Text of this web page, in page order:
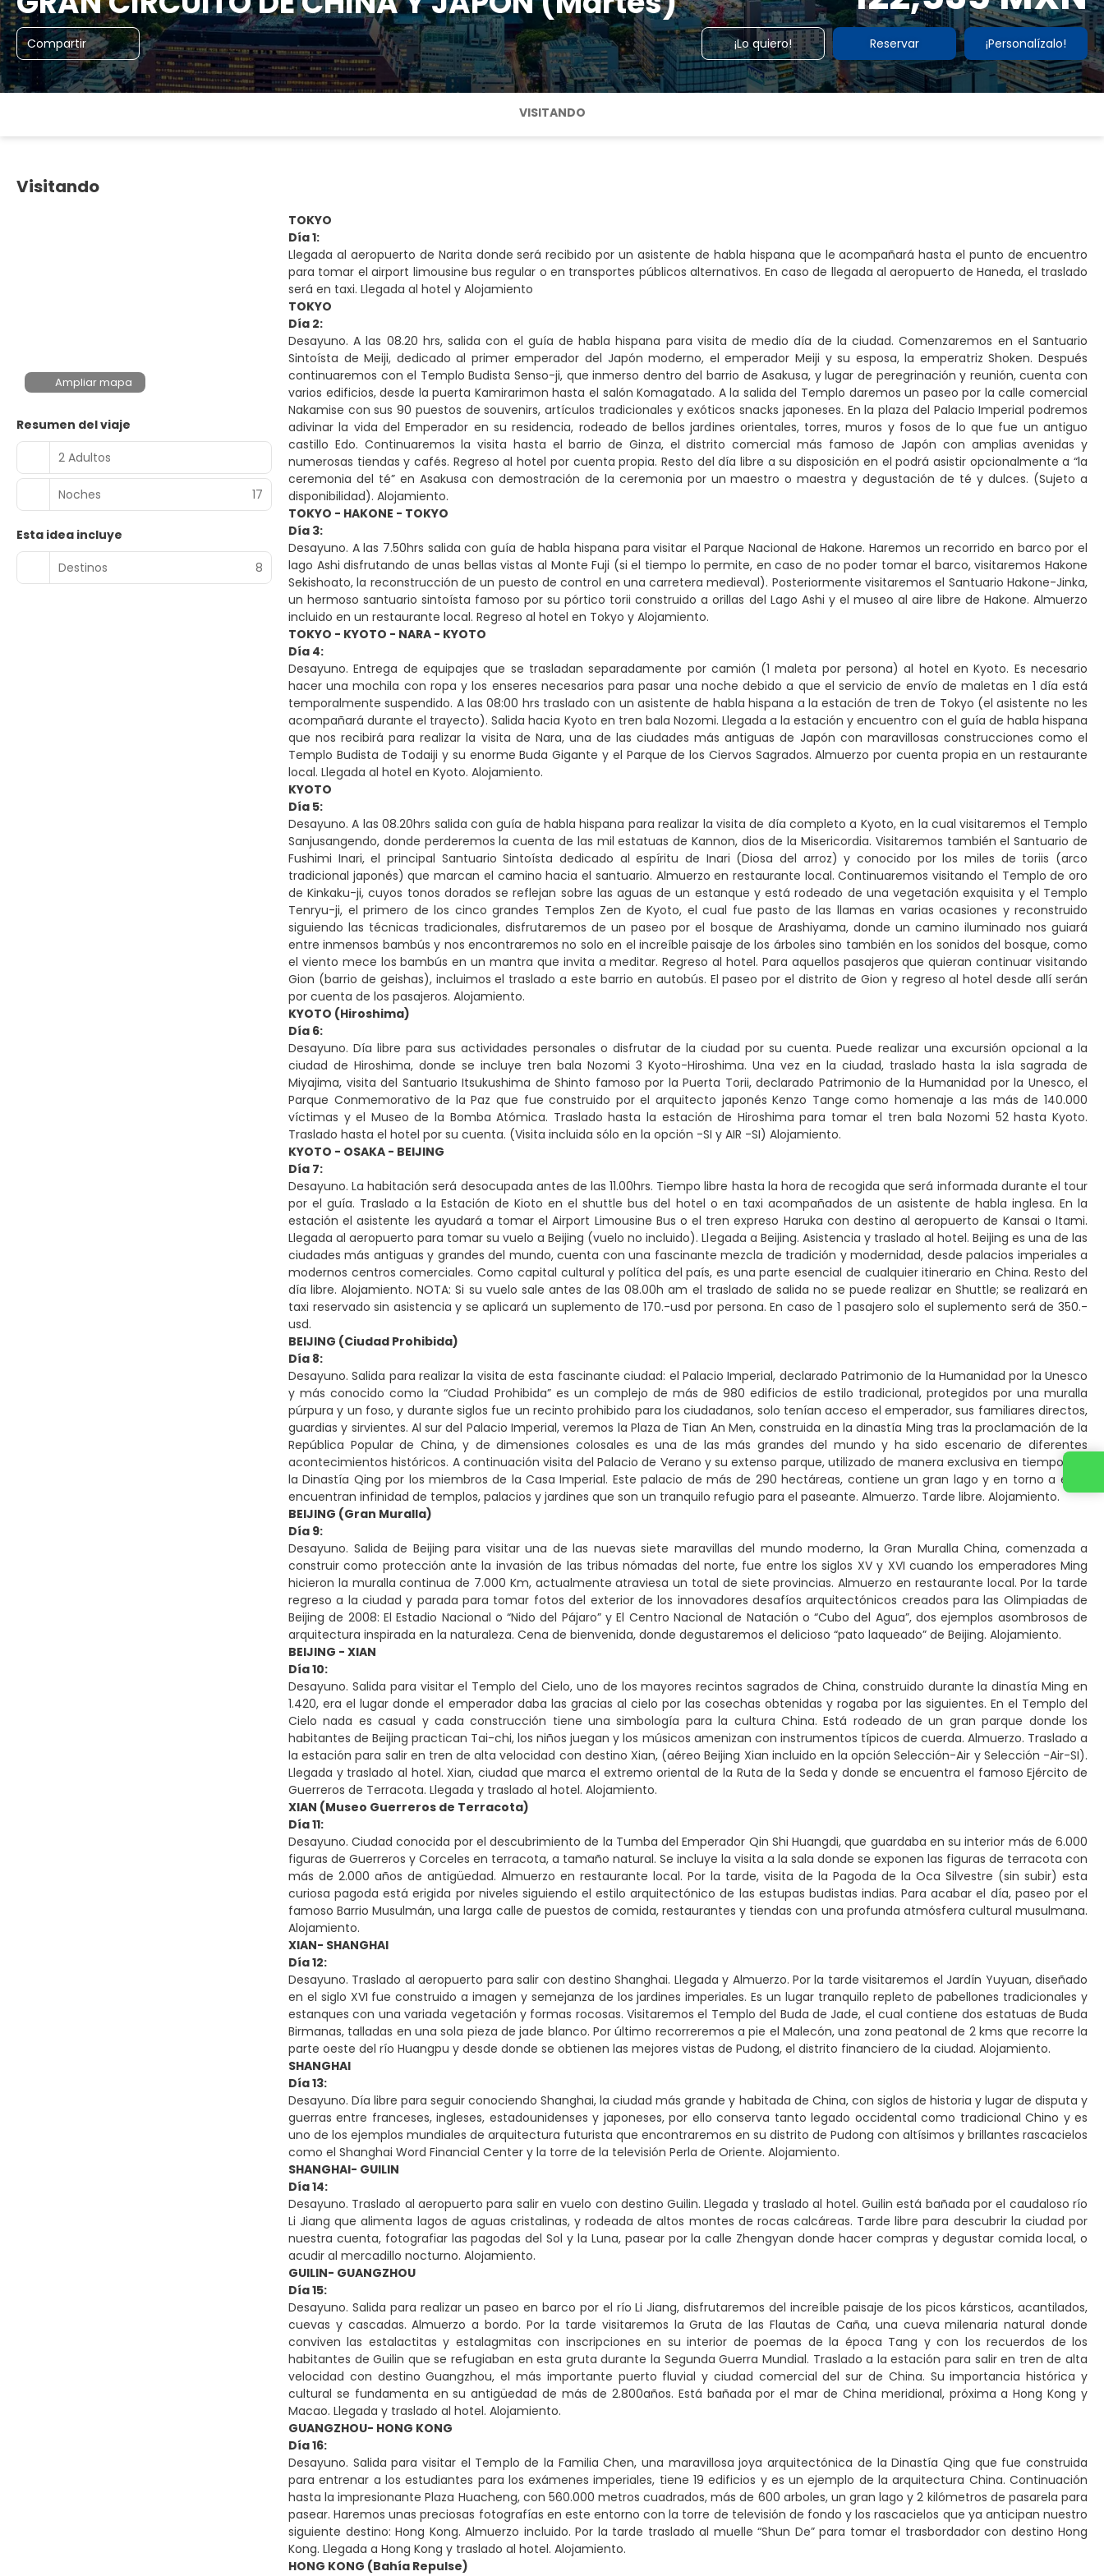
Compartir ¡Lo quiero! Reservar ¡Personalízalo!
VISITANDO
Visitando
Ampliar mapa
Resumen del viaje
2 Adultos
Noches 17
Esta idea incluye
Destinos
8
TOKYO
Día 1:
Llegada al aeropuerto de Narita donde será recibido por un asistente de habla hispana que le acompañará hasta el punto de encuentro
para tomar el airport limousine bus regular o en transportes públicos alternativos. En caso de llegada al aeropuerto de Haneda, el traslado
será en taxi. Llegada al hotel y Alojamiento
TOKYO
Día 2:
Desayuno. A las 08.20 hrs, salida con el guía de habla hispana para visita de medio día de la ciudad. Comenzaremos en el Santuario
Sintoísta de Meiji, dedicado al primer emperador del Japón moderno, el emperador Meiji y su esposa, la emperatriz Shoken. Después
continuaremos con el Templo Budista Senso-ji, que inmerso dentro del barrio de Asakusa, y lugar de peregrinación y reunión, cuenta con
varios edificios, desde la puerta Kamirarimon hasta el salón Komagatado. A la salida del Templo daremos un paseo por la calle comercial
Nakamise con sus 90 puestos de souvenirs, artículos tradicionales y exóticos snacks japoneses. En la plaza del Palacio Imperial podremos
adivinar la vida del Emperador en su residencia, rodeado de bellos jardines orientales, torres, muros y fosos de lo que fue un antiguo
castillo Edo. Continuaremos la visita hasta el barrio de Ginza, el distrito comercial más famoso de Japón con amplias avenidas y
numerosas tiendas y cafés. Regreso al hotel por cuenta propia. Resto del día libre a su disposición en el podrá asistir opcionalmente a “la
ceremonia del té” en Asakusa con demostración de la ceremonia por un maestro o maestra y degustación de té y dulces. (Sujeto a
disponibilidad). Alojamiento.
TOKYO - HAKONE - TOKYO
Día 3:
Desayuno. A las 7.50hrs salida con guía de habla hispana para visitar el Parque Nacional de Hakone. Haremos un recorrido en barco por el
lago Ashi disfrutando de unas bellas vistas al Monte Fuji (si el tiempo lo permite, en caso de no poder tomar el barco, visitaremos Hakone
Sekishoato, la reconstrucción de un puesto de control en una carretera medieval). Posteriormente visitaremos el Santuario Hakone-Jinka,
un hermoso santuario sintoísta famoso por su pórtico torii construido a orillas del Lago Ashi y el museo al aire libre de Hakone. Almuerzo
incluido en un restaurante local. Regreso al hotel en Tokyo y Alojamiento.
TOKYO - KYOTO - NARA - KYOTO
Día 4:
Desayuno. Entrega de equipajes que se trasladan separadamente por camión (1 maleta por persona) al hotel en Kyoto. Es necesario
hacer una mochila con ropa y los enseres necesarios para pasar una noche debido a que el servicio de envío de maletas en 1 día está
temporalmente suspendido. A las 08:00 hrs traslado con un asistente de habla hispana a la estación de tren de Tokyo (el asistente no les
acompañará durante el trayecto). Salida hacia Kyoto en tren bala Nozomi. Llegada a la estación y encuentro con el guía de habla hispana
que nos recibirá para realizar la visita de Nara, una de las ciudades más antiguas de Japón con maravillosas construcciones como el
Templo Budista de Todaiji y su enorme Buda Gigante y el Parque de los Ciervos Sagrados. Almuerzo por cuenta propia en un restaurante
local. Llegada al hotel en Kyoto. Alojamiento.
KYOTO
Día 5:
Desayuno. A las 08.20hrs salida con guía de habla hispana para realizar la visita de día completo a Kyoto, en la cual visitaremos el Templo
Sanjusangendo, donde perderemos la cuenta de las mil estatuas de Kannon, dios de la Misericordia. Visitaremos también el Santuario de
Fushimi Inari, el principal Santuario Sintoísta dedicado al espíritu de Inari (Diosa del arroz) y conocido por los miles de toriis (arco
tradicional japonés) que marcan el camino hacia el santuario. Almuerzo en restaurante local. Continuaremos visitando el Templo de oro
de Kinkaku-ji, cuyos tonos dorados se reflejan sobre las aguas de un estanque y está rodeado de una vegetación exquisita y el Templo
Tenryu-ji, el primero de los cinco grandes Templos Zen de Kyoto, el cual fue pasto de las llamas en varias ocasiones y reconstruido
siguiendo las técnicas tradicionales, disfrutaremos de un paseo por el bosque de Arashiyama, donde un camino iluminado nos guiará
entre inmensos bambús y nos encontraremos no solo en el increíble paisaje de los árboles sino también en los sonidos del bosque, como
el viento mece los bambús en un mantra que invita a meditar. Regreso al hotel. Para aquellos pasajeros que quieran continuar visitando
Gion (barrio de geishas), incluimos el traslado a este barrio en autobús. El paseo por el distrito de Gion y regreso al hotel desde allí serán
por cuenta de los pasajeros. Alojamiento.
KYOTO (Hiroshima)
Día 6:
Desayuno. Día libre para sus actividades personales o disfrutar de la ciudad por su cuenta. Puede realizar una excursión opcional a la
ciudad de Hiroshima, donde se incluye tren bala Nozomi 3 Kyoto-Hiroshima. Una vez en la ciudad, traslado hasta la isla sagrada de
Miyajima, visita del Santuario Itsukushima de Shinto famoso por la Puerta Torii, declarado Patrimonio de la Humanidad por la Unesco, el
Parque Conmemorativo de la Paz que fue construido por el arquitecto japonés Kenzo Tange como homenaje a las más de 140.000
víctimas y el Museo de la Bomba Atómica. Traslado hasta la estación de Hiroshima para tomar el tren bala Nozomi 52 hasta Kyoto.
Traslado hasta el hotel por su cuenta. (Visita incluida sólo en la opción -SI y AIR -SI) Alojamiento.
KYOTO - OSAKA - BEIJING
Día 7:
Desayuno. La habitación será desocupada antes de las 11.00hrs. Tiempo libre hasta la hora de recogida que será informada durante el tour
por el guía. Traslado a la Estación de Kioto en el shuttle bus del hotel o en taxi acompañados de un asistente de habla inglesa. En la
estación el asistente les ayudará a tomar el Airport Limousine Bus o el tren expreso Haruka con destino al aeropuerto de Kansai o Itami.
Llegada al aeropuerto para tomar su vuelo a Beijing (vuelo no incluido). Llegada a Beijing. Asistencia y traslado al hotel. Beijing es una de las
ciudades más antiguas y grandes del mundo, cuenta con una fascinante mezcla de tradición y modernidad, desde palacios imperiales a
modernos centros comerciales. Como capital cultural y política del país, es una parte esencial de cualquier itinerario en China. Resto del
día libre. Alojamiento. NOTA: Si su vuelo sale antes de las 08.00h am el traslado de salida no se puede realizar en Shuttle; se realizará en
taxi reservado sin asistencia y se aplicará un suplemento de 170.-usd por persona. En caso de 1 pasajero solo el suplemento será de 350.-
usd.
BEIJING (Ciudad Prohibida)
Día 8:
Desayuno. Salida para realizar la visita de esta fascinante ciudad: el Palacio Imperial, declarado Patrimonio de la Humanidad por la Unesco
y más conocido como la “Ciudad Prohibida” es un complejo de más de 980 edificios de estilo tradicional, protegidos por una muralla
púrpura y un foso, y durante siglos fue un recinto prohibido para los ciudadanos, solo tenían acceso el emperador, sus familiares directos,
guardias y sirvientes. Al sur del Palacio Imperial, veremos la Plaza de Tian An Men, construida en la dinastía Ming tras la proclamación de la
República Popular de China, y de dimensiones colosales es una de las más grandes del mundo y ha sido escenario de diferentes
acontecimientos históricos. A continuación visita del Palacio de Verano y su extenso parque, utilizado de manera exclusiva en tiempos de
la Dinastía Qing por los miembros de la Casa Imperial. Este palacio de más de 290 hectáreas, contiene un gran lago y en torno a él se
encuentran infinidad de templos, palacios y jardines que son un tranquilo refugio para el paseante. Almuerzo. Tarde libre. Alojamiento.
BEIJING (Gran Muralla)
Día 9:
Desayuno. Salida de Beijing para visitar una de las nuevas siete maravillas del mundo moderno, la Gran Muralla China, comenzada a
construir como protección ante la invasión de las tribus nómadas del norte, fue entre los siglos XV y XVI cuando los emperadores Ming
hicieron la muralla continua de 7.000 Km, actualmente atraviesa un total de siete provincias. Almuerzo en restaurante local. Por la tarde
regreso a la ciudad y parada para tomar fotos del exterior de los innovadores desafíos arquitectónicos creados para las Olimpiadas de
Beijing de 2008: El Estadio Nacional o “Nido del Pájaro” y El Centro Nacional de Natación o “Cubo del Agua”, dos ejemplos asombrosos de
arquitectura inspirada en la naturaleza. Cena de bienvenida, donde degustaremos el delicioso “pato laqueado” de Beijing. Alojamiento.
BEIJING - XIAN
Día 10:
Desayuno. Salida para visitar el Templo del Cielo, uno de los mayores recintos sagrados de China, construido durante la dinastía Ming en
1.420, era el lugar donde el emperador daba las gracias al cielo por las cosechas obtenidas y rogaba por las siguientes. En el Templo del
Cielo nada es casual y cada construcción tiene una simbología para la cultura China. Está rodeado de un gran parque donde los
habitantes de Beijing practican Tai-chi, los niños juegan y los músicos amenizan con instrumentos típicos de cuerda. Almuerzo. Traslado a
la estación para salir en tren de alta velocidad con destino Xian, (aéreo Beijing Xian incluido en la opción Selección-Air y Selección -Air-SI).
Llegada y traslado al hotel. Xian, ciudad que marca el extremo oriental de la Ruta de la Seda y donde se encuentra el famoso Ejército de
Guerreros de Terracota. Llegada y traslado al hotel. Alojamiento.
XIAN (Museo Guerreros de Terracota)
Día 11:
Desayuno. Ciudad conocida por el descubrimiento de la Tumba del Emperador Qin Shi Huangdi, que guardaba en su interior más de 6.000
figuras de Guerreros y Corceles en terracota, a tamaño natural. Se incluye la visita a la sala donde se exponen las figuras de terracota con
más de 2.000 años de antigüedad. Almuerzo en restaurante local. Por la tarde, visita de la Pagoda de la Oca Silvestre (sin subir) esta
curiosa pagoda está erigida por niveles siguiendo el estilo arquitectónico de las estupas budistas indias. Para acabar el día, paseo por el
famoso Barrio Musulmán, una larga calle de puestos de comida, restaurantes y tiendas con una profunda atmósfera cultural musulmana.
Alojamiento.
XIAN- SHANGHAI
Día 12:
Desayuno. Traslado al aeropuerto para salir con destino Shanghai. Llegada y Almuerzo. Por la tarde visitaremos el Jardín Yuyuan, diseñado
en el siglo XVI fue construido a imagen y semejanza de los jardines imperiales. Es un lugar tranquilo repleto de pabellones tradicionales y
estanques con una variada vegetación y formas rocosas. Visitaremos el Templo del Buda de Jade, el cual contiene dos estatuas de Buda
Birmanas, talladas en una sola pieza de jade blanco. Por último recorreremos a pie el Malecón, una zona peatonal de 2 kms que recorre la
parte oeste del río Huangpu y desde donde se obtienen las mejores vistas de Pudong, el distrito financiero de la ciudad. Alojamiento.
SHANGHAI
Día 13:
Desayuno. Día libre para seguir conociendo Shanghai, la ciudad más grande y habitada de China, con siglos de historia y lugar de disputa y
guerras entre franceses, ingleses, estadounidenses y japoneses, por ello conserva tanto legado occidental como tradicional Chino y es
uno de los ejemplos mundiales de arquitectura futurista que encontraremos en su distrito de Pudong con altísimos y brillantes rascacielos
como el Shanghai Word Financial Center y la torre de la televisión Perla de Oriente. Alojamiento.
SHANGHAI- GUILIN
Día 14:
Desayuno. Traslado al aeropuerto para salir en vuelo con destino Guilin. Llegada y traslado al hotel. Guilin está bañada por el caudaloso río
Li Jiang que alimenta lagos de aguas cristalinas, y rodeada de altos montes de rocas calcáreas. Tarde libre para descubrir la ciudad por
nuestra cuenta, fotografiar las pagodas del Sol y la Luna, pasear por la calle Zhengyan donde hacer compras y degustar comida local, o
acudir al mercadillo nocturno. Alojamiento.
GUILIN- GUANGZHOU
Día 15:
Desayuno. Salida para realizar un paseo en barco por el río Li Jiang, disfrutaremos del increíble paisaje de los picos kársticos, acantilados,
cuevas y cascadas. Almuerzo a bordo. Por la tarde visitaremos la Gruta de las Flautas de Caña, una cueva milenaria natural donde
conviven las estalactitas y estalagmitas con inscripciones en su interior de poemas de la época Tang y con los recuerdos de los
habitantes de Guilin que se refugiaban en esta gruta durante la Segunda Guerra Mundial. Traslado a la estación para salir en tren de alta
velocidad con destino Guangzhou, el más importante puerto fluvial y ciudad comercial del sur de China. Su importancia histórica y
cultural se fundamenta en su antigüedad de más de 2.800años. Está bañada por el mar de China meridional, próxima a Hong Kong y
Macao. Llegada y traslado al hotel. Alojamiento.
GUANGZHOU- HONG KONG
Día 16:
Desayuno. Salida para visitar el Templo de la Familia Chen, una maravillosa joya arquitectónica de la Dinastía Qing que fue construida
para entrenar a los estudiantes para los exámenes imperiales, tiene 19 edificios y es un ejemplo de la arquitectura China. Continuación
hasta la impresionante Plaza Huacheng, con 560.000 metros cuadrados, más de 600 arboles, un gran lago y 2 kilómetros de pasarela para
pasear. Haremos unas preciosas fotografías en este entorno con la torre de televisión de fondo y los rascacielos que ya anticipan nuestro
siguiente destino: Hong Kong. Almuerzo incluido. Por la tarde traslado al muelle “Shun De” para tomar el trasbordador con destino Hong
Kong. Llegada a Hong Kong y traslado al hotel. Alojamiento.
HONG KONG (Bahía Repulse)
Contacta con nosotros